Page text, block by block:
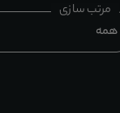
مرتب سازی
همه